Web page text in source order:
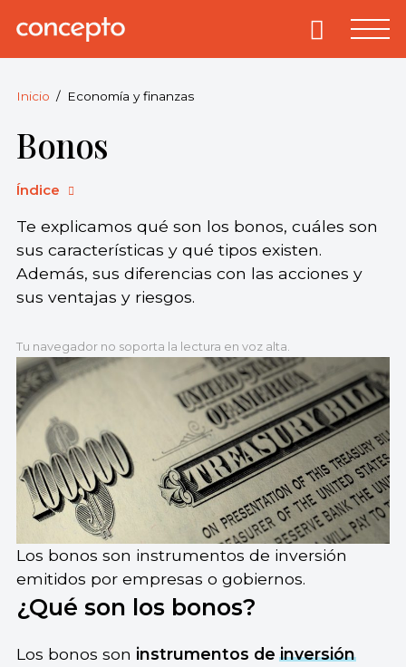
Concepto.
derechos
reservados.
Primary
Inicio Economía y finanzas
Bonos
Índice
Te explicamos qué son los bonos, cuáles son
sus características y qué tipos existen.
Además, sus diferencias con las acciones y
sus ventajas y riesgos.
Tu navegador no soporta la lectura en voz alta.
Los bonos son instrumentos de inversión
emitidos por empresas o gobiernos.
¿Qué son los bonos?
Los bonos son instrumentos deinversión